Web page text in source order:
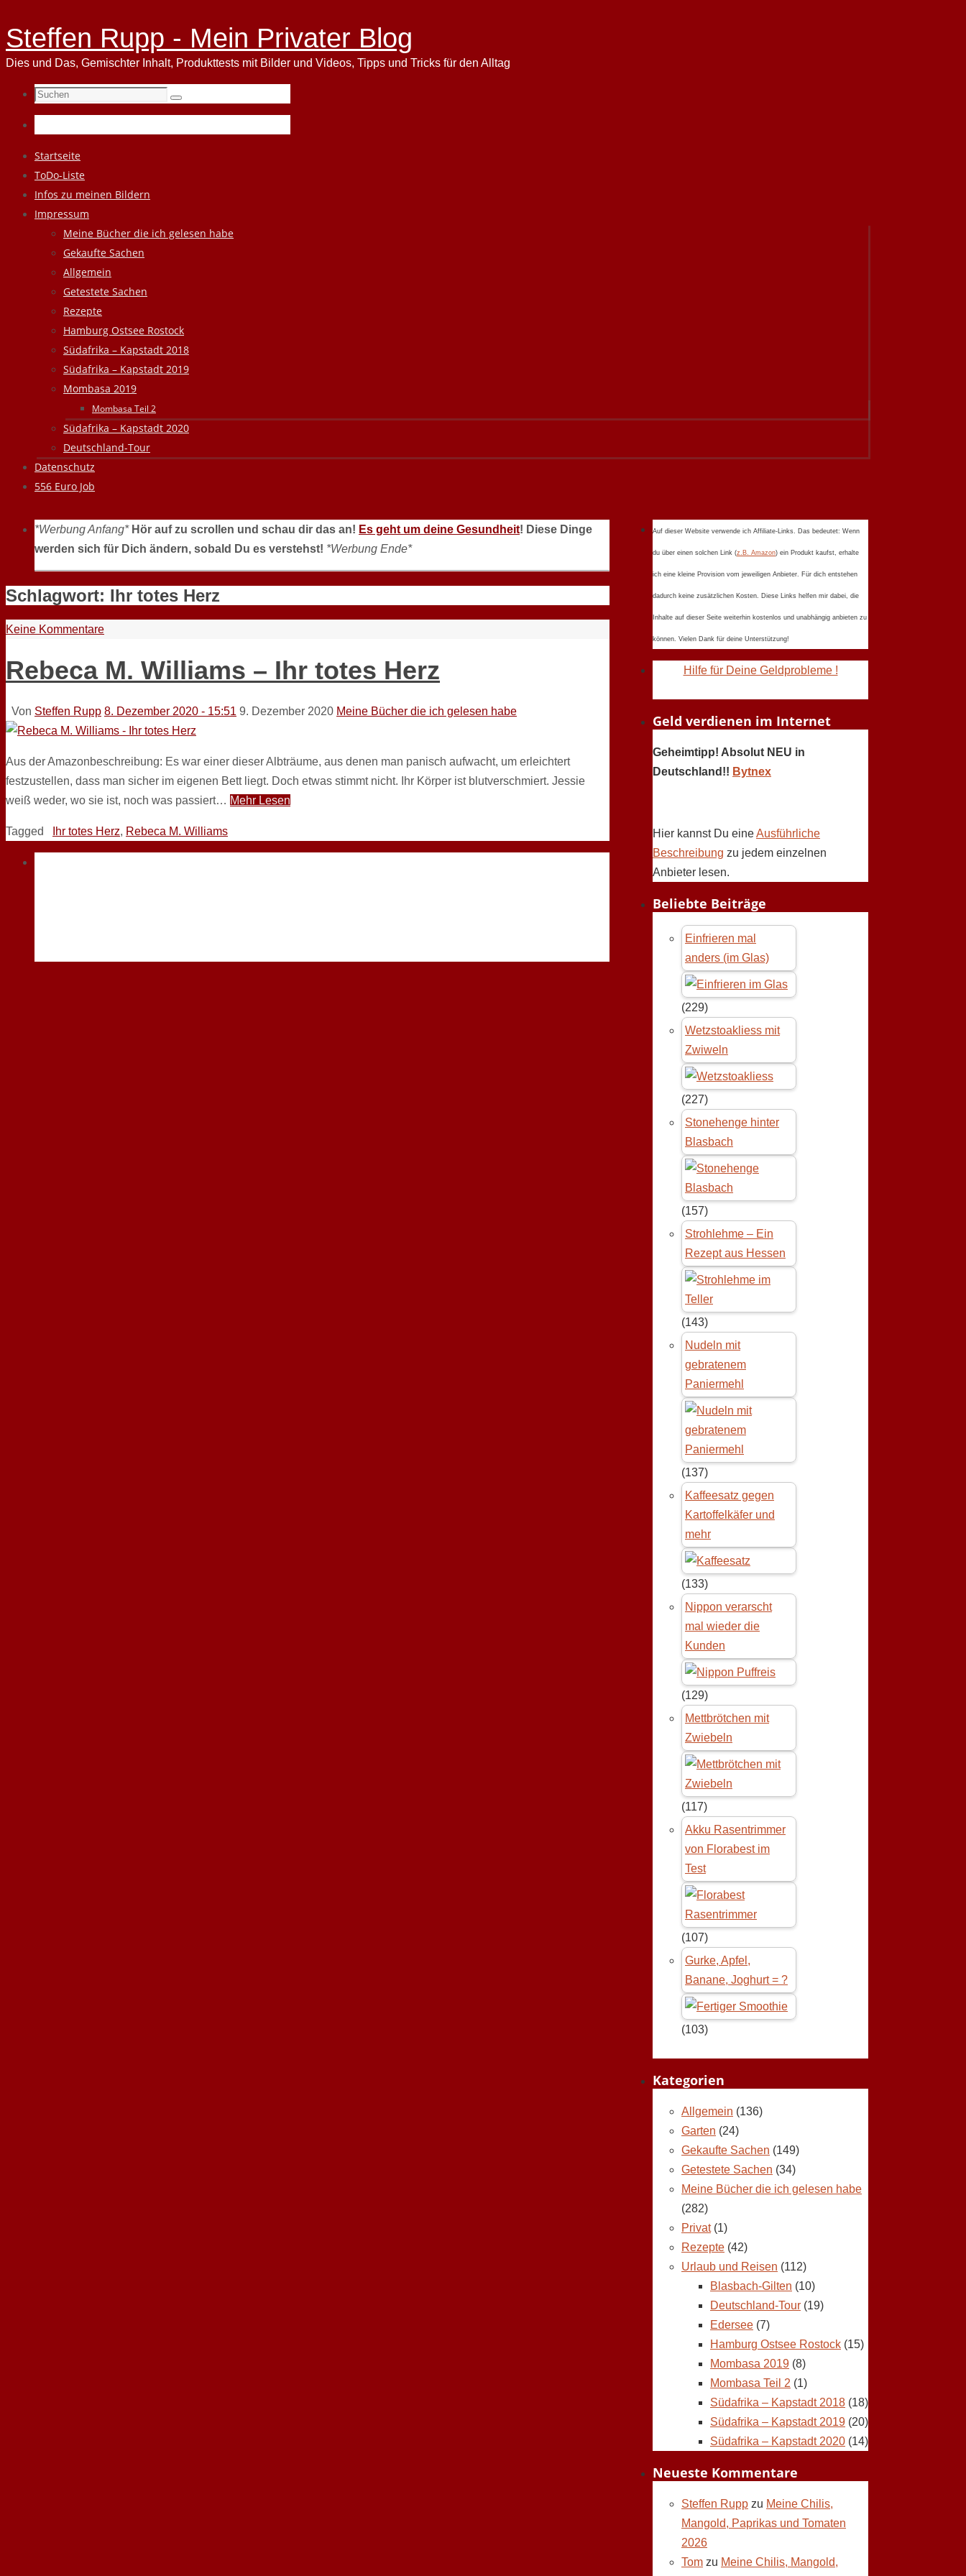
Steffen Rupp - Mein Privater Blog
Dies und Das, Gemischter Inhalt, Produkttests mit Bilder und Videos, Tipps und Tricks für den Alltag
Suchen
nach:
Suchen
Zum
Inhalt
springen
Startseite
ToDo-Liste
Infos zu meinen Bildern
Impressum
Meine Bücher die ich gelesen habe
Gekaufte Sachen
Allgemein
Getestete Sachen
Rezepte
Hamburg Ostsee Rostock
Südafrika – Kapstadt 2018
Südafrika – Kapstadt 2019
Mombasa 2019
Mombasa Teil 2
Südafrika – Kapstadt 2020
Deutschland-Tour
Datenschutz
556 Euro Job
*Werbung Anfang* Hör auf zu scrollen und schau dir das an! Es geht um deine Gesundheit! Diese Dinge
werden sich für Dich ändern, sobald Du es verstehst! *Werbung Ende*
Schlagwort: Ihr totes Herz
Keine Kommentare
Rebeca M. Williams – Ihr totes Herz
Von Steffen Rupp 8. Dezember 2020 - 15:51 9. Dezember 2020 Meine Bücher die ich gelesen habe
Aus der Amazonbeschreibung: Es war einer dieser Albträume, aus denen man panisch aufwacht, um erleichtert
festzustellen, dass man sicher im eigenen Bett liegt. Doch etwas stimmt nicht. Ihr Körper ist blutverschmiert. Jessie
weiß weder, wo sie ist, noch was passiert… Mehr Lesen
Tagged Ihr totes Herz, Rebeca M. Williams
Auf dieser Website verwende ich Affiliate-Links. Das bedeutet: Wenn
du über einen solchen Link (z.B. Amazon) ein Produkt kaufst, erhalte
ich eine kleine Provision vom jeweiligen Anbieter. Für dich entstehen
dadurch keine zusätzlichen Kosten. Diese Links helfen mir dabei, die
Inhalte auf dieser Seite weiterhin kostenlos und unabhängig anbieten zu
können. Vielen Dank für deine Unterstützung!
Hilfe für Deine Geldprobleme !
Geld verdienen im Internet
Geheimtipp! Absolut NEU in
Deutschland!! Bytnex
Hier kannst Du eineAusführliche
Beschreibung zu jedem einzelnen
Anbieter lesen.
Beliebte Beiträge
Einfrieren mal
anders (im Glas)
(229)
Wetzstoakliess mit
Zwiweln
(227)
Stonehenge hinter
Blasbach
(157)
Strohlehme – Ein
Rezept aus Hessen
(143)
Nudeln mit
gebratenem
Paniermehl
(137)
Kaffeesatz gegen
Kartoffelkäfer und
mehr
(133)
Nippon verarscht
mal wieder die
Kunden
(129)
Mettbrötchen mit
Zwiebeln
(117)
Akku Rasentrimmer
von Florabest im
Test
(107)
Gurke, Apfel,
Banane, Joghurt = ?
(103)
Kategorien
Allgemein (136)
Garten (24)
Gekaufte Sachen (149)
Getestete Sachen (34)
Meine Bücher die ich gelesen habe
(282)
Privat(1)
Rezepte (42)
Urlaub und Reisen (112)
Blasbach-Gilten (10)
Deutschland-Tour (19)
Edersee (7)
Hamburg Ostsee Rostock (15)
Mombasa 2019 (8)
Mombasa Teil 2 (1)
Südafrika – Kapstadt 2018 (18)
Südafrika – Kapstadt 2019 (20)
Südafrika – Kapstadt 2020 (14)
Neueste Kommentare
Steffen Rupp zu Meine Chilis,
Mangold, Paprikas und Tomaten
2026
Tom zu Meine Chilis, Mangold,